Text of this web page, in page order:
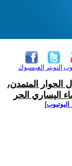
الفيسبوك التويتر
الحوار المتمدن،
اليساري الحر